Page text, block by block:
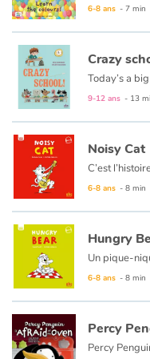
6-8 ans - 7 min
Crazy
This book is
9-12 ans - 13
Noisy Cat
6-8 ans - 8 min
Hungry
6-8 ans - 8 min
Percy